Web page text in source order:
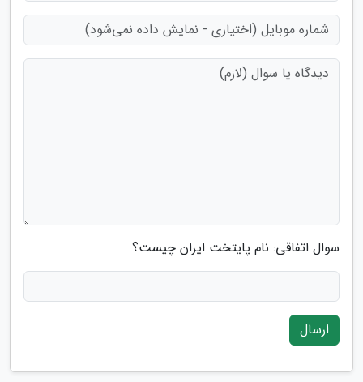
سوال اتفاقی: نام پایتخت ایران چیست؟
ارسال